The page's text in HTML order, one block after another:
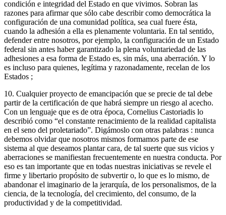
condición e integridad del Estado en que vivimos. Sobran las
razones para afirmar que sólo cabe describir como democrática la
configuración de una comunidad política, sea cual fuere ésta,
cuando la adhesión a ella es plenamente voluntaria. En tal sentido,
defender entre nosotros, por ejemplo, la configuración de un Estado
federal sin antes haber garantizado la plena voluntariedad de las
adhesiones a esa forma de Estado es, sin más, una aberración. Y lo
es incluso para quienes, legítima y razonadamente, recelan de los
Estados ;
10. Cualquier proyecto de emancipación que se precie de tal debe
partir de la certificación de que habrá siempre un riesgo al acecho.
Con un lenguaje que es de otra época, Cornelius Castoriadis lo
describió como “el constante renacimiento de la realidad capitalista
en el seno del proletariado”. Digámoslo con otras palabras : nunca
debemos olvidar que nosotros mismos formamos parte de ese
sistema al que deseamos plantar cara, de tal suerte que sus vicios y
aberraciones se manifiestan frecuentemente en nuestra conducta. Por
eso es tan importante que en todas nuestras iniciativas se revele el
firme y libertario propósito de subvertir o, lo que es lo mismo, de
abandonar el imaginario de la jerarquía, de los personalismos, de la
ciencia, de la tecnología, del crecimiento, del consumo, de la
productividad y de la competitividad.